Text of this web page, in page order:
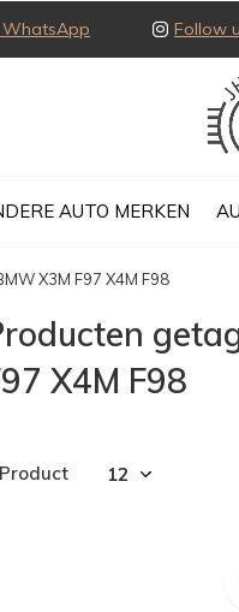
AUTO MERKEN
Follow
X3M F97 X4M F98
X4M F98